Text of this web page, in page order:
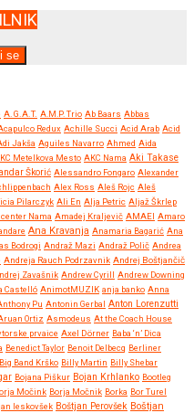
A.G.A.T. A.M.P. Trio Ab Baars Abbas
Redux Achille Succi Acid Arab Acid
Jakša Aguiles Navarro Ahmed Aida
Metelkova Mesto AKC Nama Aki Takase
Škorić Alessandro Fongaro Alexander
Alex Ross Aleš Rojc Aleš
Pilarczyk Ali En Alja Petric Aljaž Škrlep
Nama Amadej Kraljevič AMAEI Amaro
Ana Kravanja Anamaria Bagarić Ana
Bodrogi Andraž Mazi Andraž Polič Andrea
Andreja Rauch Podrzavnik Andrej Boštjančič
Zavašnik Andrew Cyrill Andrew Downing
Castelló AnimotMUZIK anja banko Anna
Pu Antonin Gerbal Anton Lorenzutti
Ortiz Asmodeus At the Coach House
prvaice Axel Dörner Baba ‘n’ Dica
Benedict Taylor Benoit Delbecq Berliner
Big Band Krško Billy Martin Billy Shebar
Bojana Piškur Bojan Krhlanko Bootleg
Močink Borja Močnik Borka Bor Turel
leskovšek Boštjan Perovšek Boštjan